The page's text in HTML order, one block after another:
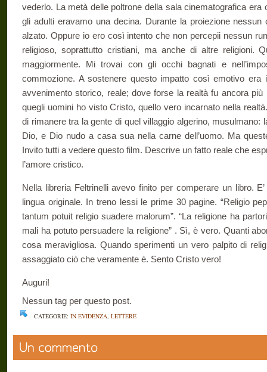
vederlo. La metà delle poltrone della sala cinematografica
gli adulti eravamo una decina. Durante la proiezione
alzato. Oppure io ero così intento che non percepii nessun
religioso, soprattutto cristiani, ma anche di altre religioni.
maggiormente. Mi trovai con gli occhi bagnati e
commozione. A sostenere questo impatto così emotivo
avvenimento storico, reale; dove forse la realtà fu ancora
quegli uomini ho visto Cristo, quello vero incarnato nella
di rimanere tra la gente di quel villaggio algerino, musulmano:
Dio, e Dio nudo a casa sua nella carne dell’uomo. Ma
Invito tutti a vedere questo film. Descrive un fatto reale che
l’amore cristico.
Nella libreria Feltrinelli avevo finito per comperare un libro.
lingua originale. In treno lessi le prime 30 pagine. “Religio
tantum potuit religio suadere malorum”. “La religione ha
mali ha potuto persuadere la religione” . Sì, è vero. Quanti
cosa meravigliosa. Quando sperimenti un vero palpito di
assaggiato ciò che veramente è. Sento Cristo vero!
Auguri!
Nessun tag per questo post.
CATEGORIE: IN EVIDENZA, LETTERE